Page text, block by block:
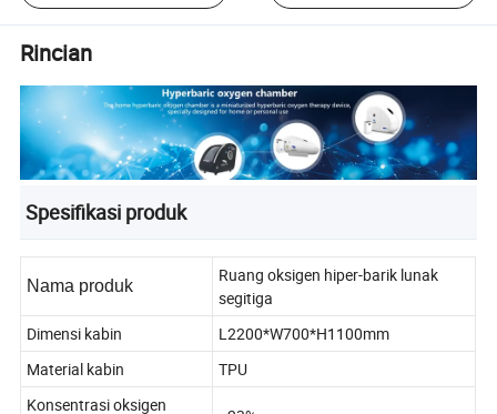
Rincian
Spesifikasi produk
Nama produk
Ruang oksigen hiper-barik lunak
segitiga
Dimensi kabin
L2200*W700*H1100mm
Material kabin
TPU
Konsentrasi oksigen